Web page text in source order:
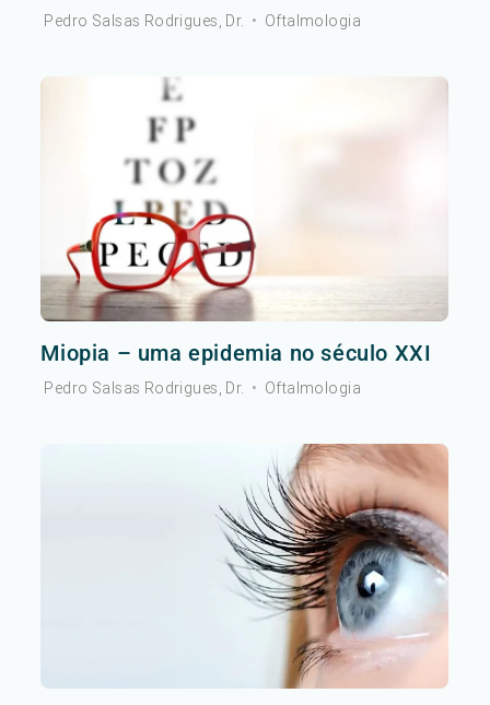
Pedro Salsas Rodrigues, Dr. • Oftalmologia
Miopia – uma epidemia no século XXI
Pedro Salsas Rodrigues, Dr. • Oftalmologia